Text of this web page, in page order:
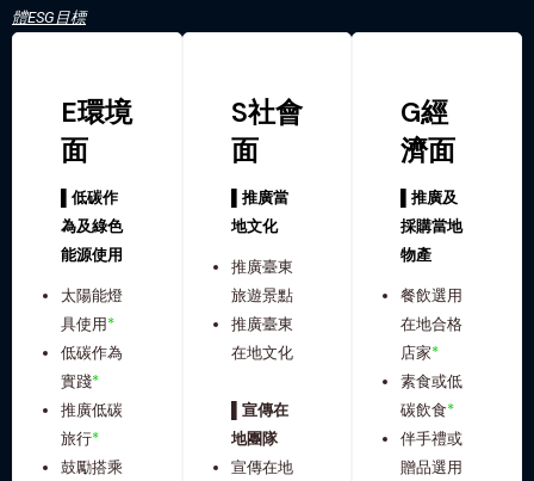
體ESG目標
E環境
面
▌低碳作
為及綠色
能源使用
太陽能燈
具使用*
低碳作為
實踐*
推廣低碳
旅行*
鼓勵搭乘
S社會
面
▌推廣當
地文化
推廣臺東
旅遊景點
推廣臺東
在地文化
▌宣傳在
地團隊
宣傳在地
G經
濟面
▌推廣及
採購當地
物產
餐飲選用
在地合格
店家*
素食或低
碳飲食*
伴手禮或
贈品選用